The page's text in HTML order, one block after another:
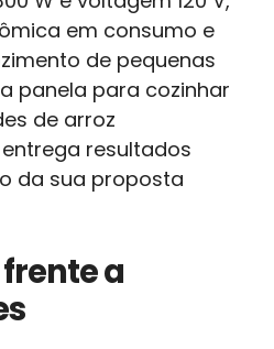
em consumo e
de pequenas
panela para cozinhar
de arroz
resultados
da sua proposta
a